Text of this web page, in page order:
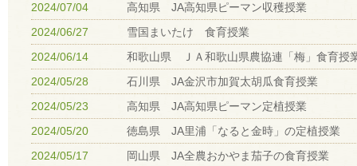
2024/07/04
高知県 JA高知県ピーマン収穫授業
2024/06/27
雪国まいたけ 食育授業
2024/06/14
和歌山県 ＪＡ和歌山県農協連「梅」食育授
2024/05/28
石川県 JA金沢市加賀太胡瓜食育授業
2024/05/23
高知県 JA高知県ピーマン定植授業
2024/05/20
徳島県 JA里浦「なると金時」の定植授業
2024/05/17
岡山県 JA全農おかやま茄子の食育授業